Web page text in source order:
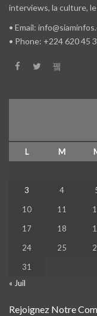
interviews, la culture,
• Email:
• Phone: +224 620 45
L M
3
4
10
11
17
18
24
25
31
« Juil
Rejoignez Notre